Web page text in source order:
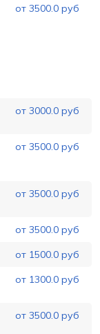
от 3500.0 руб
от 3000.0 руб
от 3500.0 руб
от 3500.0 руб
от 3500.0 руб
от 1500.0 руб
от 1300.0 руб
от 3500.0 руб